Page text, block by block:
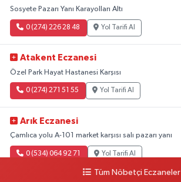
Sosyete Pazarı Yanı Karayolları Altı
0 (274) 226 28 48 Yol Tarifi Al
Atakent Eczanesi
Özel Park Hayat Hastanesi Karşısı
0 (274) 271 51 55 Yol Tarifi Al
Arık Eczanesi
Çamlıca yolu A-101 market karşısı salı pazarı yanı
0 (534) 064 92 71 Yol Tarifi Al
Tüm Nöbetçi Eczaneler